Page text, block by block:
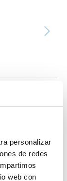
personalizar
de redes
web con
presentan una